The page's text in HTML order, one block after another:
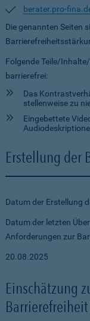
berater.pro-
Die genannten Seiten
Folgende Teile/
barrierefrei:
Das
stellenweise zu
Eingebettete
Erstellung der
Datum der Erstellung
Datum der letzten
Anforderungen zur
20.08.2025
Einschätzung
Barrierefreiheit